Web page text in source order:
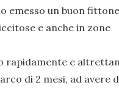
emesso un buon
e anche in zone
rapidamente e
di 2 mesi, ad avere